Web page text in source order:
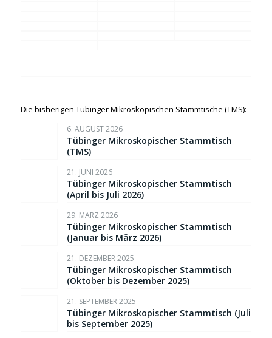
Die bisherigen Tübinger Mikroskopischen Stammtische (TMS):
6. AUGUST 2026
Tübinger Mikroskopischer Stammtisch
(TMS)
21. JUNI 2026
Tübinger Mikroskopischer Stammtisch
(April bis Juli 2026)
29. MÄRZ 2026
Tübinger Mikroskopischer Stammtisch
(Januar bis März 2026)
21. DEZEMBER 2025
Tübinger Mikroskopischer Stammtisch
(Oktober bis Dezember 2025)
21. SEPTEMBER 2025
Tübinger Mikroskopischer Stammtisch (Juli
bis September 2025)